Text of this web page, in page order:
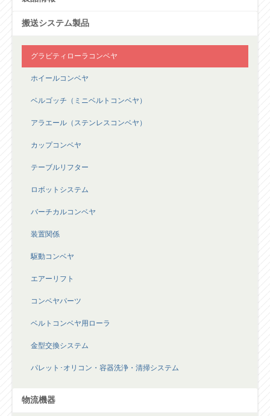
搬送システム製品
グラビティローラコンベヤ
ホイールコンベヤ
ベルゴッチ（ミニベルトコンベヤ）
アラエール（ステンレスコンベヤ）
カップコンベヤ
テーブルリフター
ロボットシステム
バーチカルコンベヤ
装置関係
駆動コンベヤ
エアーリフト
コンベヤパーツ
ベルトコンベヤ用ローラ
金型交換システム
パレット･オリコン・容器洗浄・清掃システム
物流機器